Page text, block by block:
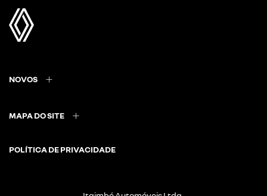
NOVOS
MAPA DO SITE
POLÍTICA DE PRIVACIDADE